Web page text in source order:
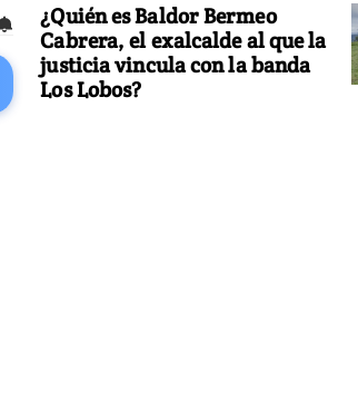
¿Quién es Baldor Bermeo
Cabrera, el exalcalde al que la
justicia vincula con la banda
Los Lobos?